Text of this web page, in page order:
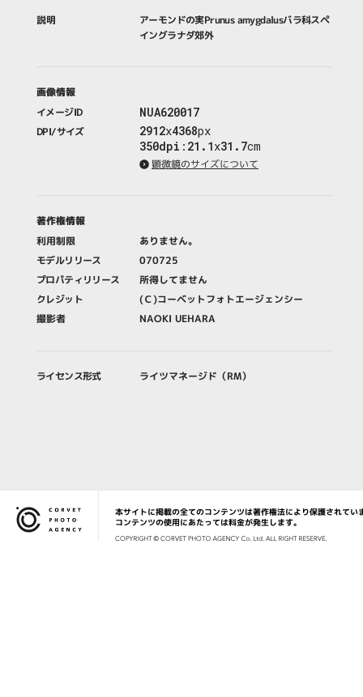
説明
アーモンドの実Prunus amygdalusバラ科スペ
イングラナダ郊外
画像情報
イメージID
NUA620017
DPI/サイズ 2912x4368px
350dpi : 21.1x31.7cm
顕微鏡のサイズについて
著作権情報
利用制限
ありません。
モデルリリース
070725
プロパティリリース
所得してません
クレジット
(Ｃ)コーベットフォトエージェンシー
撮影者
NAOKI UEHARA
ライセンス形式 ライツマネージド（RM）
Corvet Photo Agency
本サイトに掲載の全てのコンテンツは著作権法により保護されてい
コンテンツの使用にあたっては料金が発生します。